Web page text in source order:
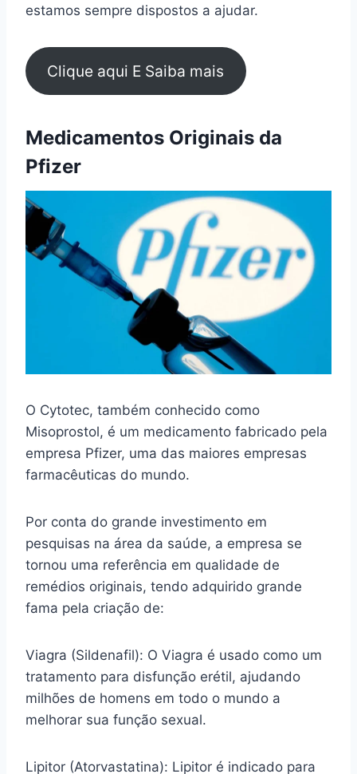
estamos sempre dispostos a ajudar.
Clique aqui E Saiba mais
Medicamentos Originais da
Pfizer
O Cytotec, também conhecido como
Misoprostol, é um medicamento fabricado pela
empresa Pfizer, uma das maiores empresas
farmacêuticas do mundo.
Por conta do grande investimento em
pesquisas na área da saúde, a empresa se
tornou uma referência em qualidade de
remédios originais, tendo adquirido grande
fama pela criação de:
Viagra (Sildenafil): O Viagra é usado como um
tratamento para disfunção erétil, ajudando
milhões de homens em todo o mundo a
melhorar sua função sexual.
Lipitor (Atorvastatina): Lipitor é indicado para